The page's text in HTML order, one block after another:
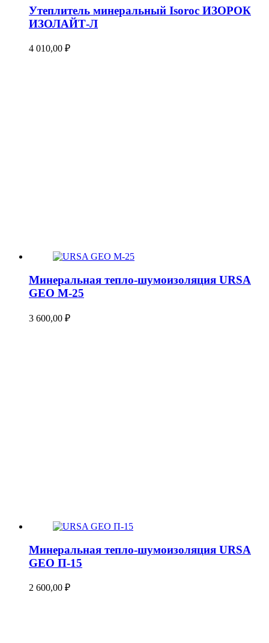
Утеплитель минеральный Isoroc ИЗОРОК
ИЗОЛАЙТ-Л
4 010,00 ₽
Минеральная тепло-шумоизоляция URSA
GEO М-25
3 600,00 ₽
Минеральная тепло-шумоизоляция URSA
GEO П-15
2 600,00 ₽